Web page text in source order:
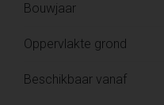
Bouwjaar
Oppervlakte grond
Beschikbaar vanaf